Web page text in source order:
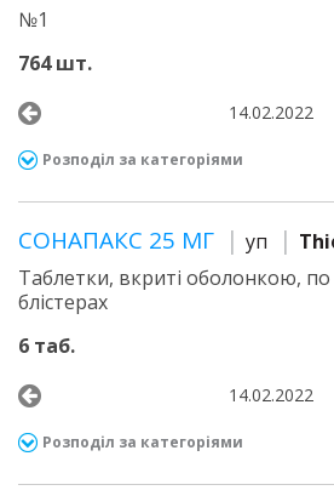
№1
764 шт.
14.02.2022
Розподіл за категоріями
СОНАПАКС 25 МГ уп
Таблетки, вкриті оболонкою,
блістерах
6 таб.
14.02.2022
Розподіл за категоріями